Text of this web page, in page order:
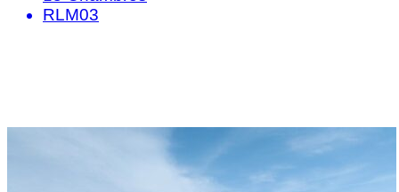
RLM03